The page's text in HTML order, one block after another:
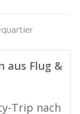
aus Flug &
Trip nach